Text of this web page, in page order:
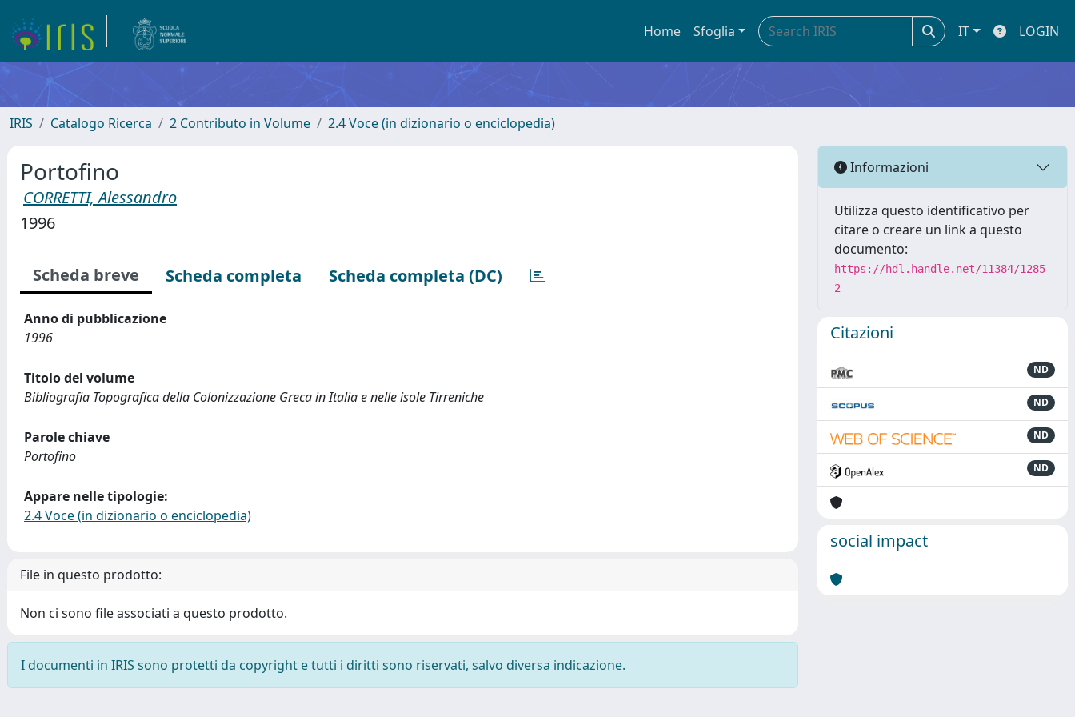
Home Sfoglia IT LOGIN
IRIS Catalogo Ricerca 2 Contributo in Volume 2.4 Voce (in dizionario o enciclopedia)
Portofino
CORRETTI, Alessandro
1996
Scheda breve Scheda completa Scheda completa (DC)
Anno di pubblicazione
1996
Titolo del volume
Bibliografia Topografica della Colonizzazione Greca in Italia e nelle isole Tirreniche
Parole chiave
Portofino
Appare nelle tipologie:
2.4 Voce (in dizionario o enciclopedia)
File in questo prodotto:
Non ci sono file associati a questo prodotto.
I documenti in IRIS sono protetti da copyright e tutti i diritti sono riservati, salvo diversa indicazione.
Informazioni
Utilizza questo identificativo per
citare o creare un link a questo
documento:
https://hdl.handle.net/11384/1285
2
Citazioni
ND
ND
ND
ND
social impact